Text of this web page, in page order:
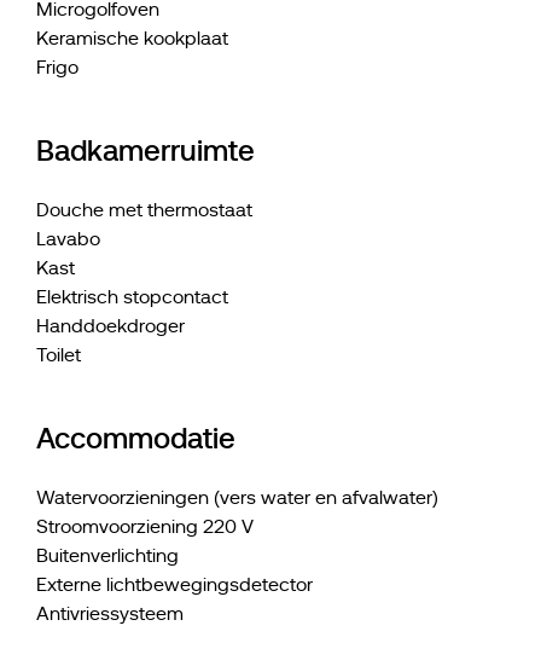
Microgolfoven
Keramische kookplaat
Frigo
Badkamerruimte
Douche met thermostaat
Lavabo
Kast
Elektrisch stopcontact
Handdoekdroger
Toilet
Accommodatie
Watervoorzieningen (vers water en afvalwater)
Stroomvoorziening 220 V
Buitenverlichting
Externe lichtbewegingsdetector
Antivriessysteem